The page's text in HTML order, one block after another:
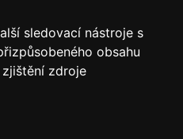
sledovací nástroje s
obsahu
zdroje
zahradní sloupky,